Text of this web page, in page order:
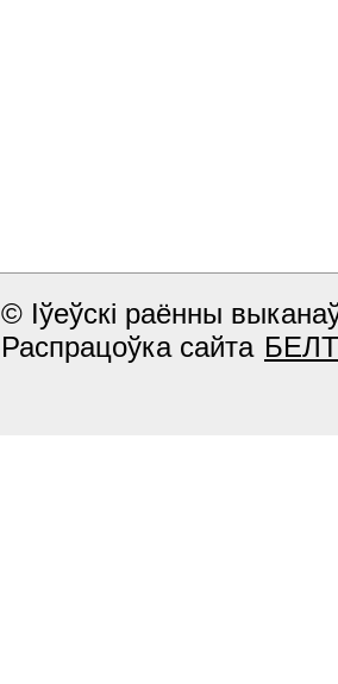
© Іўеўскі раённы
Распрацоўка сайта